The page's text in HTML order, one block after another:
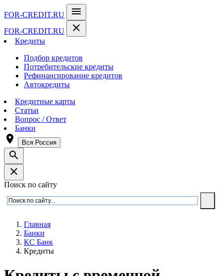
FOR-CREDIT.RU menu
FOR-CREDIT.RU close
Кредиты
Подбор кредитов
Потребительские кредиты
Рефинансирование кредитов
Автокредиты
Кредитные карты
Статьи
Вопрос / Ответ
Банки
room Вся Россия
search
close
Поиск по сайту
Главная
Банки
КС Банк
Кредиты